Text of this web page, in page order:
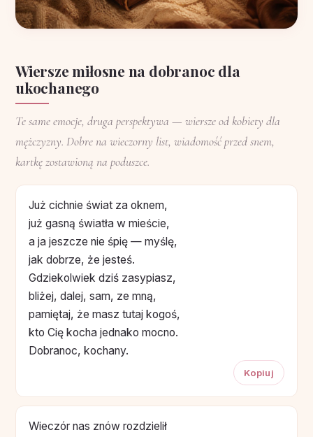
Wiersze miłosne na dobranoc dla
ukochanego
Te same emocje, druga perspektywa — wiersze od kobiety dla
mężczyzny. Dobre na wieczorny list, wiadomość przed snem,
kartkę zostawioną na poduszce.
Już cichnie świat za oknem,
już gasną światła w mieście,
a ja jeszcze nie śpię — myślę,
jak dobrze, że jesteś.
Gdziekolwiek dziś zasypiasz,
bliżej, dalej, sam, ze mną,
pamiętaj, że masz tutaj kogoś,
kto Cię kocha jednako mocno.
Dobranoc, kochany.
Kopiuj
Wieczór nas znów rozdzielił